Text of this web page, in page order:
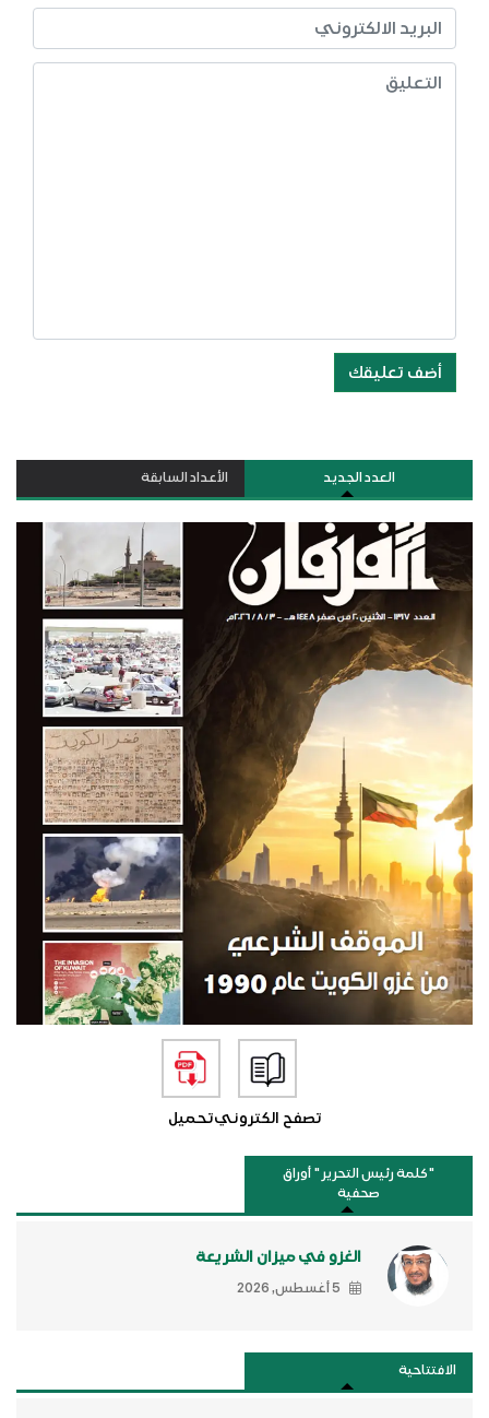
أضف تعليقك
العدد الجديد الأعداد السابقة
تصفح الكترونيتحميل
"كلمة رئيس التحرير " أوراق
صحفية
الغزو في ميزان الشريعة
5 أغسطس, 2026
الافتتاحية